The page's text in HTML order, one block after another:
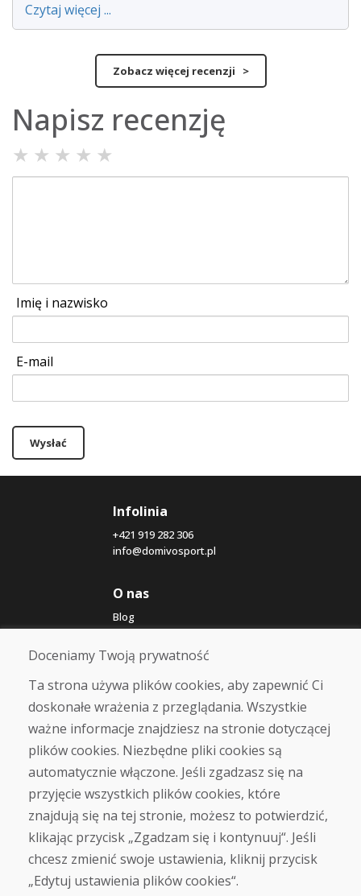
Czytaj więcej ...
Zobacz więcej recenzji >
Napisz recenzję
★ ★ ★ ★ ★
Imię i nazwisko
E-mail
Wysłać
Infolinia
+421 919 282 306
info@domivosport.pl
O nas
Blog
O nas
Sklep
Kontakt
Zakup
Sklep internetowy
Warunki handlowe
Zapłata
Skarga
Zwrot i wymiana towaru
Ochrona danych osobowych
Cookies
Doceniamy Twoją prywatność
Ta strona używa plików cookies, aby zapewnić Ci
doskonałe wrażenia z przeglądania. Wszystkie
ważne informacje znajdziesz na stronie dotyczącej
plików cookies. Niezbędne pliki cookies są
automatycznie włączone. Jeśli zgadzasz się na
przyjęcie wszystkich plików cookies, które
znajdują się na tej stronie, możesz to potwierdzić,
klikając przycisk „Zgadzam się i kontynuuj“. Jeśli
chcesz zmienić swoje ustawienia, kliknij przycisk
„Edytuj ustawienia plików cookies“.